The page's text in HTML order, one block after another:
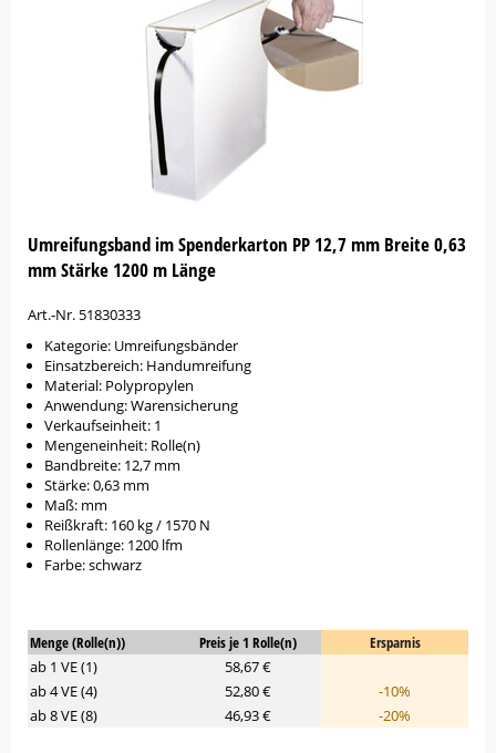
Umreifungsband im Spenderkarton PP 12,7 mm Breite 0,63
mm Stärke 1200 m Länge
Art.-Nr. 51830333
Kategorie: Umreifungsbänder
Einsatzbereich: Handumreifung
Material: Polypropylen
Anwendung: Warensicherung
Verkaufseinheit: 1
Mengeneinheit: Rolle(n)
Bandbreite: 12,7 mm
Stärke: 0,63 mm
Maß: mm
Reißkraft: 160 kg / 1570 N
Rollenlänge: 1200 lfm
Farbe: schwarz
Menge (Rolle(n)) Preis je 1 Rolle(n)
Ersparnis
ab 1 VE (1)
58,67 €
ab 4 VE (4)
52,80 €
-10%
ab 8 VE (8)
46,93 € -20%